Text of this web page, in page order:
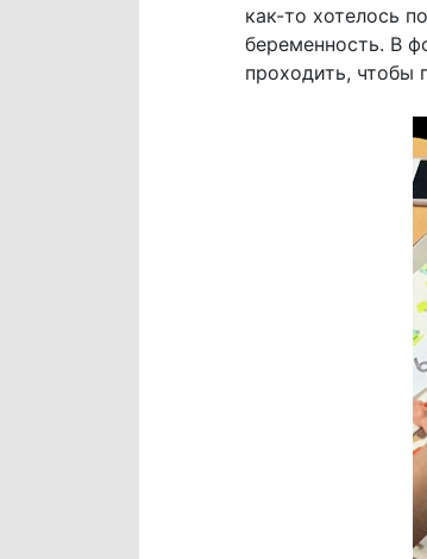
как-то хотелось
беременность. В
проходить, чтобы